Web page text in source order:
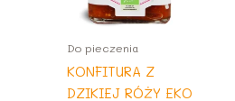
Do pieczenia
KONFITURA Z
DZIKIEJ RÓŻY EKO